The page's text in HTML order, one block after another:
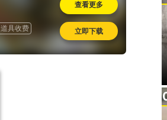
道具收费
查看更多
立即下载